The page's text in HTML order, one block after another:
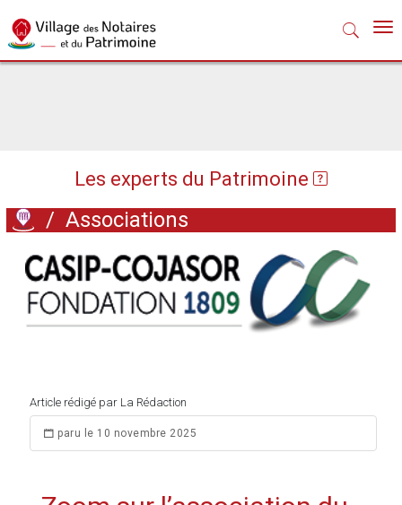
Les experts du Patrimoine
/ Associations
Article rédigé par La Rédaction
paru le 10 novembre 2025